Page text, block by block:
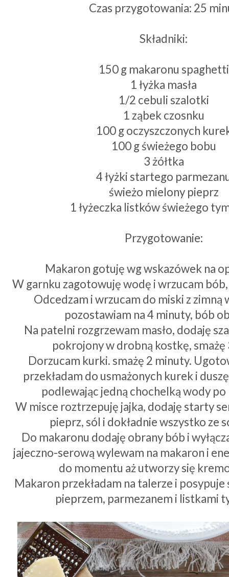
Czas przygotowania: 25
Składniki:
150 g makaronu spaghetti
1 łyżka masła
1/2 cebuli szalotki
1 ząbek czosnku
100 g oczyszczonych
100 g świeżego bobu
3 żółtka
4 łyżki startego
świeżo mielony pieprz
1 łyżeczka listków świeżego
Przygotowanie:
Makaron gotuję wg wskazówek na
W garnku zagotowuję wodę i wrzucam
Odcedzam i wrzucam do miski z zimną
pozostawiam na 4 minuty, bób
Na patelni rozgrzewam masło, dodaję
pokrojony w drobną kostkę,
Dorzucam kurki. smażę 2 minuty.
przekładam do usmażonych kurek i
podlewając jedną chochelką wody
W misce roztrzepuję jajka, dodaję starty
pieprz, sól i dokładnie wszystko ze
Do makaronu dodaję obrany bób i
jajeczno-serową wylewam na makaron i
do momentu aż utworzy się
Makaron przekładam na talerze i
pieprzem, parmezanem i listkami